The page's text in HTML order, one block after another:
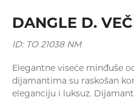
DANGLE D.
Elegantne viseće minđuše
dijamantima su raskošan
eleganciju i luksuz.
ID: TO 21038 NM